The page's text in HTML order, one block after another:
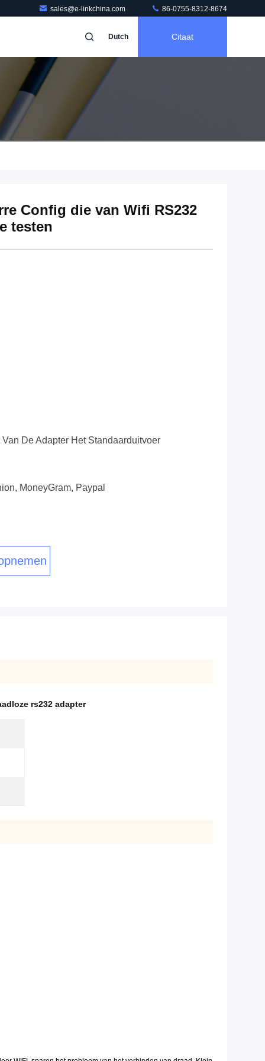
sales@e-linkchina.com 86-0755-8312-8674
Dutch Citaat
Config die van Wifi RS232
testen
De Adapter Het Standaarduitvoer
MoneyGram, Paypal
rs232 adapter